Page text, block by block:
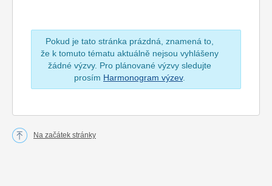
Pokud je tato stránka prázdná, znamená to,
že k tomuto tématu aktuálně nejsou vyhlášeny
žádné výzvy. Pro plánované výzvy sledujte
prosím Harmonogram výzev.
Na začátek stránky